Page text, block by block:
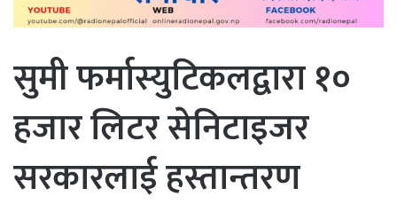
सुमी फर्मास्युटिकलद्वारा १०
हजार लिटर सेनिटाइजर
सरकारलाई हस्तान्तरण